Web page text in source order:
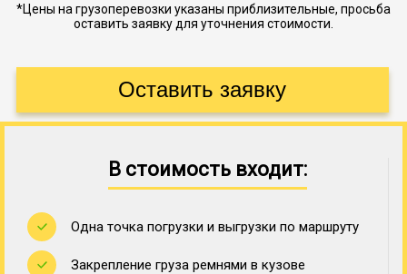
*Цены на грузоперевозки указаны приблизительные, просьба
оставить заявку для уточнения стоимости.
В стоимость входит:
Одна точка погрузки и выгрузки по маршруту
Закрепление груза ремнями в кузове